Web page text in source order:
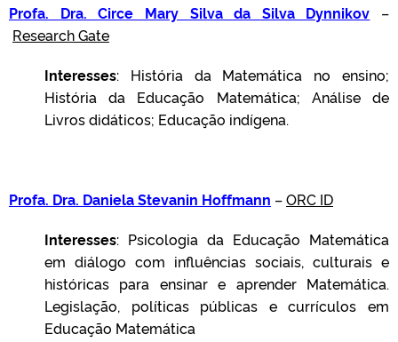
Profa. Dra. Circe Mary Silva da Silva Dynnikov –
Research Gate
Interesses: História da Matemática no ensino;
História da Educação Matemática; Análise de
Livros didáticos; Educação indígena.
Profa. Dra. Daniela Stevanin Hoffmann –ORC ID
Interesses: Psicologia da Educação Matemática
em diálogo com influências sociais, culturais e
históricas para ensinar e aprender Matemática.
Legislação, políticas públicas e currículos em
Educação Matemática